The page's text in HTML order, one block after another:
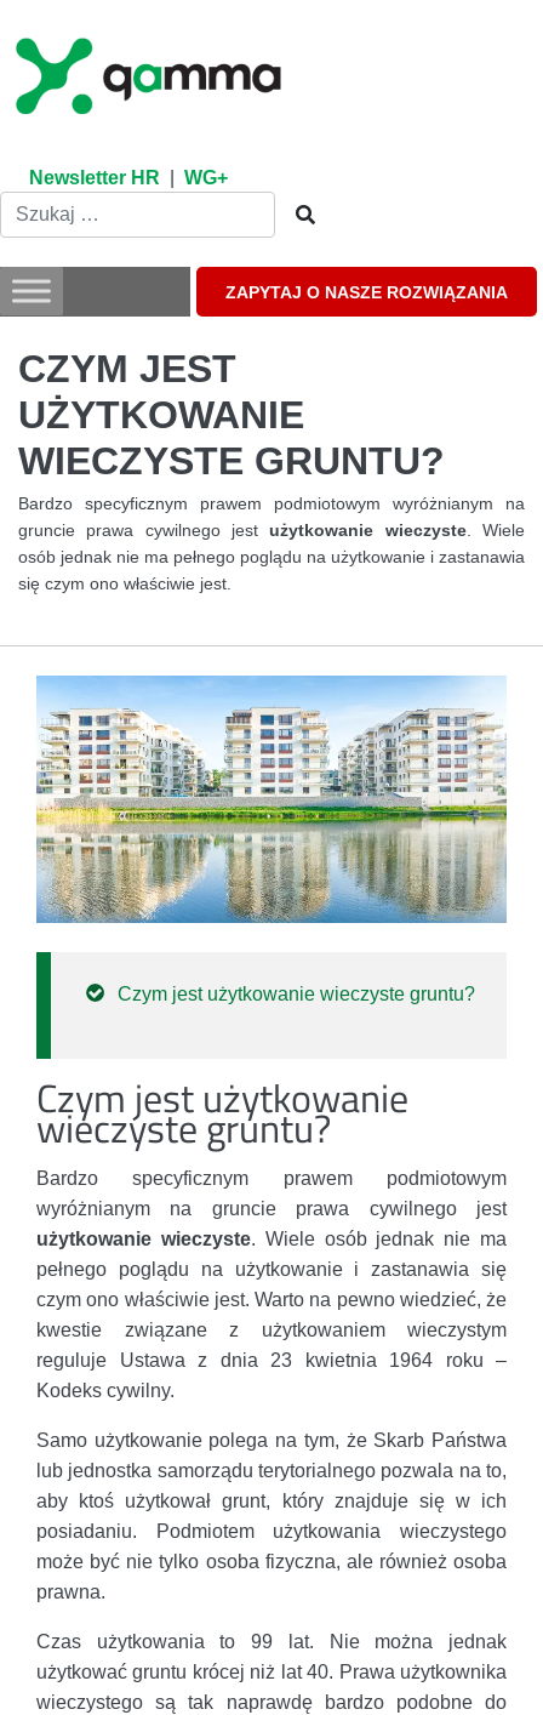
content
Newsletter HR WG+
ZAPYTAJ O NASZE ROZWIĄZANIA
CZYM JEST
UŻYTKOWANIE
WIECZYSTE GRUNTU?
Bardzo specyficznym prawem podmiotowym wyróżnianym na
gruncie prawa cywilnego jestużytkowanie wieczyste. Wiele
osób jednak nie ma pełnego poglądu na użytkowanie i zastanawia
się czym ono właściwie jest.
Czym jest użytkowanie wieczyste gruntu?
Czym jest użytkowanie
wieczyste gruntu?
Bardzo specyficznym prawem podmiotowym
wyróżnianym na gruncie prawa cywilnego jest
użytkowanie wieczyste. Wiele osób jednak nie ma
pełnego poglądu na użytkowanie i zastanawia się
czym ono właściwie jest. Warto na pewno wiedzieć, że
kwestie związane z użytkowaniem wieczystym
reguluje Ustawa z dnia 23 kwietnia 1964 roku –
Kodeks cywilny.
Samo użytkowanie polega na tym, że Skarb Państwa
lub jednostka samorządu terytorialnego pozwala na to,
aby ktoś użytkował grunt, który znajduje się w ich
posiadaniu. Podmiotem użytkowania wieczystego
może być nie tylko osoba fizyczna, ale również osoba
prawna.
Czas użytkowania to 99 lat. Nie można jednak
użytkować gruntu krócej niż lat 40. Prawa użytkownika
wieczystego są tak naprawdę bardzo podobne do